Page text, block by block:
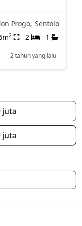
Progo, Sentolo
2 2 1
2 tahun yang lalu
juta
juta